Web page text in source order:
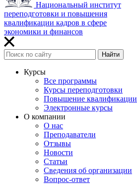
Национальный институт
переподготовки и повышения
квалификации кадров в сфере
экономики и финансов
Найти
Курсы
Все программы
Курсы переподготовки
Повышение квалификации
Электронные курсы
О компании
О нас
Преподаватели
Отзывы
Новости
Статьи
Сведения об организации
Вопрос-ответ